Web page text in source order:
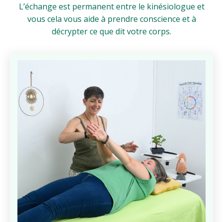
L’échange est permanent entre le kinésiologue et
vous cela vous aide à prendre conscience et à
décrypter ce que dit votre corps.